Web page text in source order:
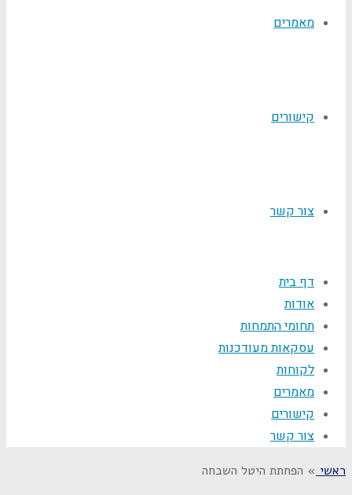
מאמרים
קישורים
צור קשר
דף בית
אודות
תחומי התמחות
עסקאות מעודכנות
לקוחות
מאמרים
קישורים
צור קשר
ראשי » הפחתת היטל השבחה